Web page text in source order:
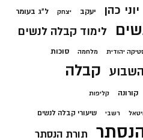
יוני כהן יעקב יצחק ל"ג בעומר
לימוד קבלה לנשים
יהודית מלחמה סוכות
קבלה
קורונה קליפות
רשבי שיעורי קבלה לנשים
תורת הנסתר